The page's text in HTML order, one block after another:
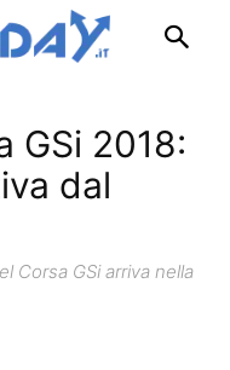
GSi 2018:
dal
Corsa GSi arriva nella